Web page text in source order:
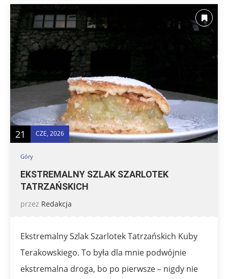
21 CZE, 2026
Góry
EKSTREMALNY SZLAK SZARLOTEK
TATRZAŃSKICH
przez Redakcja
Ekstremalny Szlak Szarlotek Tatrzańskich Kuby
Terakowskiego. To była dla mnie podwójnie
ekstremalna droga, bo po pierwsze – nigdy nie